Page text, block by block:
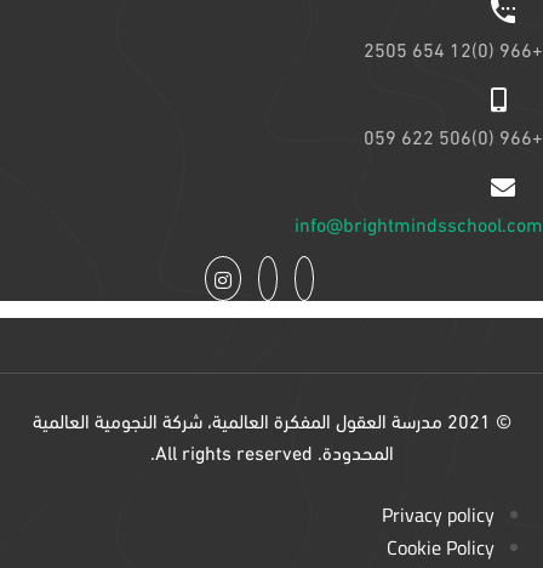
+966 (0)12 654 2505
+966 (0)506 622 059
info@brightmindsschool.com
© 2021 مدرسة العقول المفكرة العالمية، شركة النجومية العالمية
المحدودة. All rights reserved.
Privacy policy
Cookie Policy